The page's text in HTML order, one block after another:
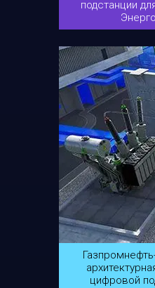
подстанции
цифровой